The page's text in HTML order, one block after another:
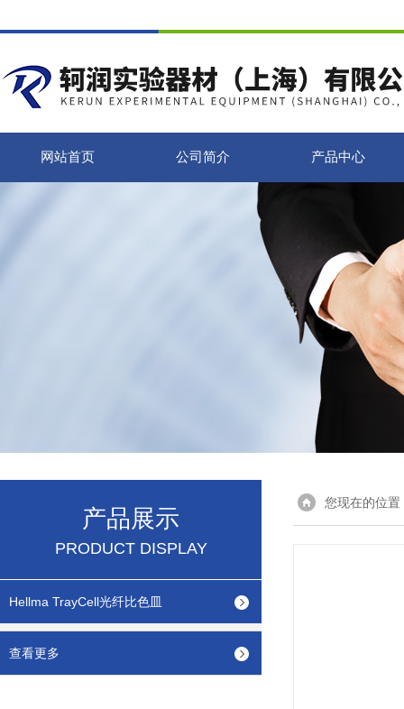
网站首页 公司简介 产品中心
产品展示
PRODUCT DISPLAY
Hellma TrayCell光纤比色皿
查看更多
您现在的位置